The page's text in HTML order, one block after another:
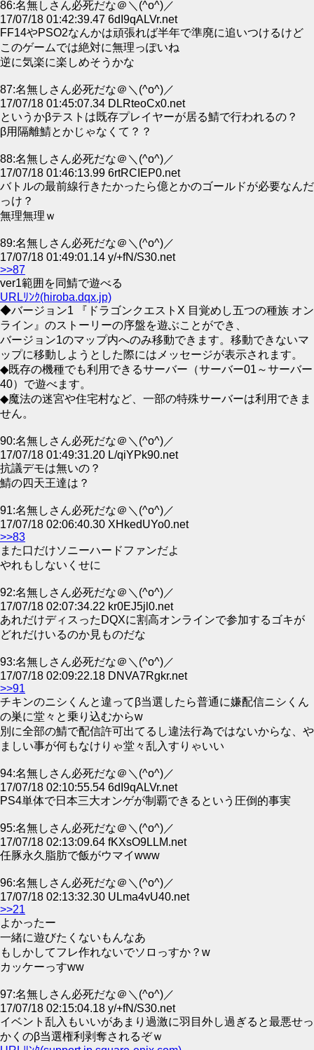
86:名無しさん必死だな＠＼(^o^)／
17/07/18 01:42:39.47 6dI9qALVr.net
FF14やPSO2なんかは頑張れば半年で準廃に追いつけるけど
このゲームでは絶対に無理っぽいね
逆に気楽に楽しめそうかな
87:名無しさん必死だな＠＼(^o^)／
17/07/18 01:45:07.34 DLRteoCx0.net
というかβテストは既存プレイヤーが居る鯖で行われるの？
β用隔離鯖とかじゃなくて？？
88:名無しさん必死だな＠＼(^o^)／
17/07/18 01:46:13.99 6rtRCIEP0.net
バトルの最前線行きたかったら億とかのゴールドが必要なんだ
っけ？
無理無理ｗ
89:名無しさん必死だな＠＼(^o^)／
17/07/18 01:49:01.14 y/+fN/S30.net
>>87
ver1範囲を同鯖で遊べる
URLﾘﾝｸ(hiroba.dqx.jp)
◆バージョン1 『ドラゴンクエストX 目覚めし五つの種族 オン
ライン』のストーリーの序盤を遊ぶことができ、
バージョン1のマップ内へのみ移動できます。移動できないマ
ップに移動しようとした際にはメッセージが表示されます。
◆既存の機種でも利用できるサーバー（サーバー01～サーバー
40）で遊べます。
◆魔法の迷宮や住宅村など、一部の特殊サーバーは利用できま
せん。
90:名無しさん必死だな＠＼(^o^)／
17/07/18 01:49:31.20 L/qiYPk90.net
抗議デモは無いの？
鯖の四天王達は？
91:名無しさん必死だな＠＼(^o^)／
17/07/18 02:06:40.30 XHkedUYo0.net
>>83
また口だけソニーハードファンだよ
やれもしないくせに
92:名無しさん必死だな＠＼(^o^)／
17/07/18 02:07:34.22 kr0EJ5jl0.net
あれだけディスったDQXに割高オンラインで参加するゴキが
どれだけいるのか見ものだな
93:名無しさん必死だな＠＼(^o^)／
17/07/18 02:09:22.18 DNVA7Rgkr.net
>>91
チキンのニシくんと違ってβ当選したら普通に嫌配信ニシくん
の巣に堂々と乗り込むからw
別に全部の鯖で配信許可出てるし違法行為ではないからな、や
ましい事が何もなけりゃ堂々乱入すりゃいい
94:名無しさん必死だな＠＼(^o^)／
17/07/18 02:10:55.54 6dI9qALVr.net
PS4単体で日本三大オンゲが制覇できるという圧倒的事実
95:名無しさん必死だな＠＼(^o^)／
17/07/18 02:13:09.64 fKXsO9LLM.net
任豚永久脂肪で飯がウマイwww
96:名無しさん必死だな＠＼(^o^)／
17/07/18 02:13:32.30 ULma4vU40.net
>>21
よかったー
一緒に遊びたくないもんなあ
もしかしてフレ作れないでソロっすか？w
カッケーっすww
97:名無しさん必死だな＠＼(^o^)／
17/07/18 02:15:04.18 y/+fN/S30.net
イベント乱入もいいがあまり過激に羽目外し過ぎると最悪せっ
かくのβ当選権利剥奪されるぞｗ